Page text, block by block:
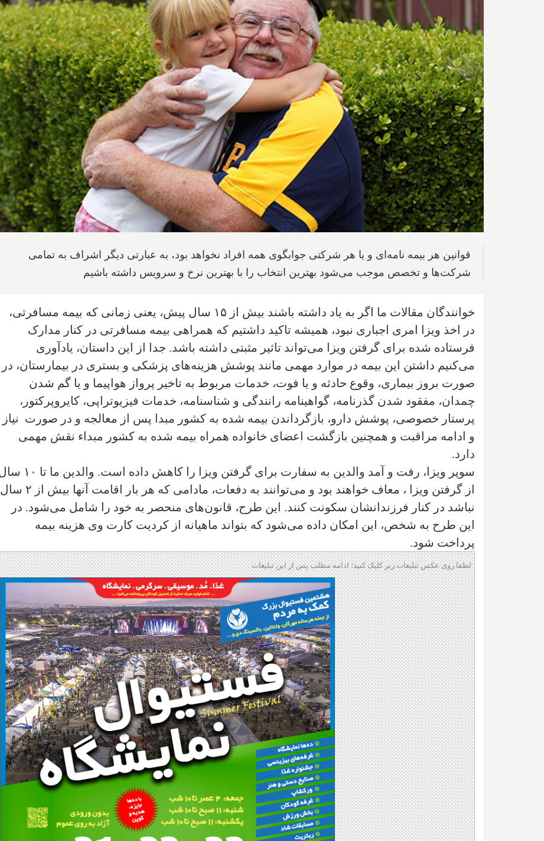
قوانین هر بیمه نامه‌ای و یا هر شرکتی جوابگوی همه افراد نخواهد بود، به عبارتی دیگر اشراف به تمامی
شرکت‌ها و تخصص موجب می‌شود بهترین انتخاب را با بهترین نرخ و سرویس داشته باشیم
خوانندگان مقالات ما اگر به یاد داشته باشند بیش از ۱۵ سال پیش، یعنی زمانی که بیمه مسافرتی،
در اخذ ویزا امری اجباری نبود، همیشه تاکید داشتیم که همراهی بیمه مسافرتی در کنار مدارک
فرستاده شده برای گرفتن ویزا می‌تواند تاثیر مثبتی داشته باشد. جدا از این داستان، یادآوری
می‌کنیم داشتن این بیمه در موارد مهمی مانند پوشش هزینه‌های پزشکی و بستری در بیمارستان، در
صورت بروز بیماری، وقوع حادثه و یا فوت، خدمات مربوط به تاخیر پرواز هواپیما و یا گم شدن
چمدان، مفقود شدن گذرنامه، گواهینامه رانندگی و شناسنامه، خدمات فیزیوتراپی، کایروپرکتور،
پرستار خصوصی، پوشش دارو، بازگرداندن بیمه شده به کشور مبدا پس از معالجه و در صورت نیاز
و ادامه مراقبت و همچنین بازگشت اعضای خانواده همراه بیمه شده به کشور مبداء نقش مهمی
دارد.
سوپر‌ ویزا، رفت و آمد والدین به سفارت برای گرفتن ویزا را کاهش داده است.
از گرفتن ویزا ، معاف خواهند بود و می‌توانند به دفعات، مادامی که هر بار اقامت آنها بیش از ۲ سال
نباشد در کنار فرزندانشان سکونت کنند. این طرح، قانون‌های منحصر به خود را شامل می‌شود. در
این طرح به شخص، این امکان داده می‌شود که بتواند ماهیانه از کردیت کارت وی هزینه بیمه
پرداخت شود.
لطفا روی عکس تبلیغات زیر کلیک کنید؛ ادامه مطلب پس از این تبلیغات